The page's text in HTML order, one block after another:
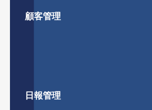
顧客管理
日報管理